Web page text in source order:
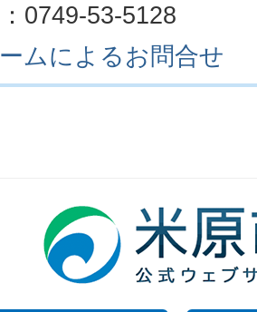
0749-53-5128
ムによるお問合せ